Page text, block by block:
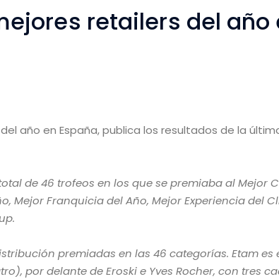
retailers del año
año en España, publica los resultados de la
de 46 trofeos en los que se premiaba al Mejor
Mejor Franquicia del Año, Mejor Experiencia del
premiadas en las 46 categorías. Etam es
por delante de Eroski e Yves Rocher, con tres